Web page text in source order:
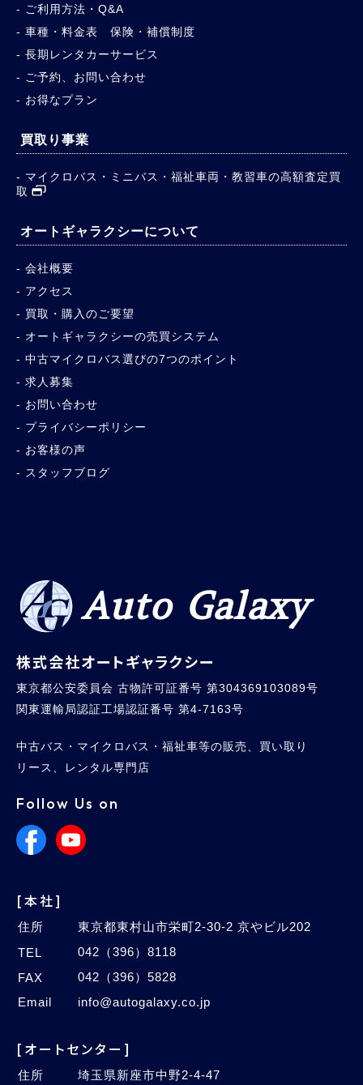
ご利用方法・Q&A
車種・料金表 保険・補償制度
長期レンタカーサービス
ご予約、お問い合わせ
お得なプラン
買取り事業
マイクロバス・ミニバス・福祉車両・教習車の高額査定買
取
オートギャラクシーについて
会社概要
アクセス
買取・購入のご要望
オートギャラクシーの売買システム
中古マイクロバス選びの7つのポイント
求人募集
お問い合わせ
プライバシーポリシー
お客様の声
スタッフブログ
Auto Galaxy
株式会社オートギャラクシー
東京都公安委員会 古物許可証番号 第304369103089号
関東運輸局認証工場認証番号 第4-7163号
中古バス・マイクロバス・福祉車等の販売、買い取り
リース、レンタル専門店
Follow Us on
[本社]
住所
東京都東村山市栄町2-30-2 京やビル202
TEL
042（396）8118
FAX
042（396）5828
Email
info@autogalaxy.co.jp
[オートセンター]
住所 埼玉県新座市中野2-4-47